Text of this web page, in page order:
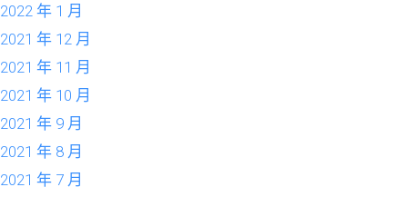
2022 年 1 月
2021 年 12 月
2021 年 11 月
2021 年 10 月
2021 年 9 月
2021 年 8 月
2021 年 7 月